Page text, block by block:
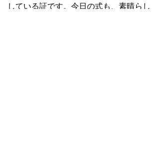
している証です。今日の式も、素晴らし